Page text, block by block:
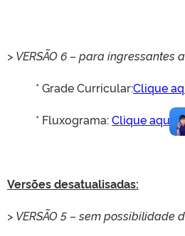
> VERSÃO 6 – para ingressantes
* Grade Curricular:Clique
* Fluxograma:Clique aqui
Versões desatualisadas:
> VERSÃO 5 – sem possibilidade